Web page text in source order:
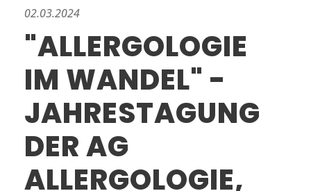
02.03.2024
"ALLERGOLOGIE
IM WANDEL" -
JAHRESTAGUNG
DER AG
ALLERGOLOGIE,